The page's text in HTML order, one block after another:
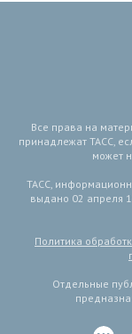
Все права на
принадлежат ТАСС,
может
ТАСС,
выдано 02 апреля
Политика
Отдельные